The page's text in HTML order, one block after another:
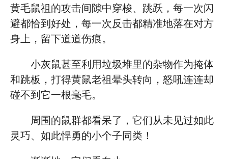
黄毛鼠祖的攻击间隙中穿梭、跳跃，每一次闪
避都恰到好处，每一次反击都精准地落在对方
身上，留下道道伤痕。
小灰鼠甚至利用垃圾堆里的杂物作为掩体
和跳板，打得黄鼠老祖晕头转向，怒吼连连却
碰不到它一根毫毛。
周围的鼠群都看呆了，它们从未见过如此
灵巧、如此悍勇的小个子同类！